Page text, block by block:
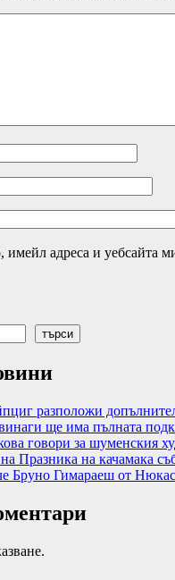
имейл адреса и уебсайта
търси
разположи
ще има пълната
говори за шуменския
Празника на качамака
Бруно Гимараеш от